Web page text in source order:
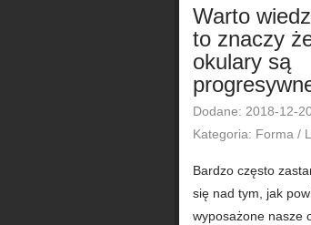
Warto
to znaczy
okulary są
Dodane: 2018-12-
Kategoria: Forma /
Bardzo często
się nad tym, jak
wyposażone nasze